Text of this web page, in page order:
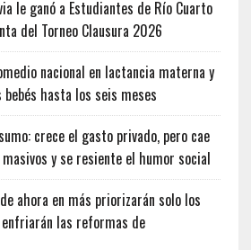
le ganó a Estudiantes de Río Cuarto
del Torneo Clausura 2026
nacional en lactancia materna y
hasta los seis meses
crece el gasto privado, pero cae
y se resiente el humor social
ahora en más priorizarán solo los
las reformas de